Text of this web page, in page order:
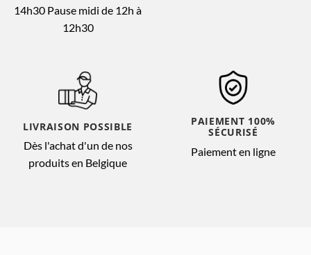
14h30 Pause midi de 12h à
12h30
LIVRAISON POSSIBLE
Dès l'achat d'un de nos
produits en Belgique
PAIEMENT 100%
SÉCURISÉ
Paiement en ligne